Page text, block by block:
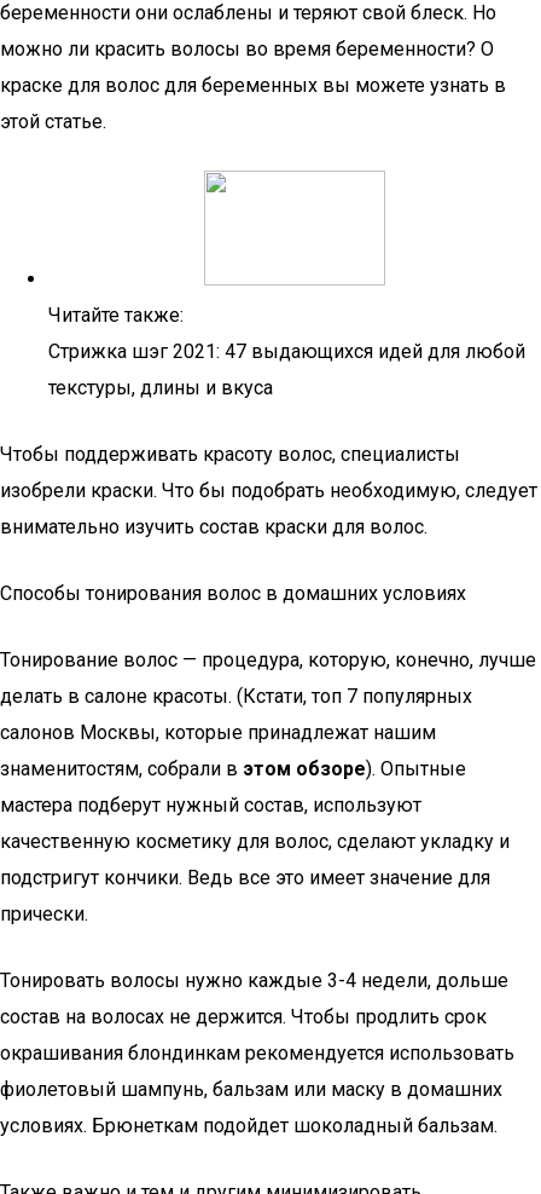
беременности они ослаблены и теряют свой блеск. Но
можно ли красить волосы во время беременности? О
краске для волос для беременных вы можете узнать в
этой статье.
Читайте также:
Стрижка шэг 2021: 47 выдающихся идей для любой
текстуры, длины и вкуса
Чтобы поддерживать красоту волос, специалисты
изобрели краски. Что бы подобрать необходимую, следует
внимательно изучить состав краски для волос.
Способы тонирования волос в домашних условиях
Тонирование волос — процедура, которую, конечно, лучше
делать в салоне красоты. (Кстати, топ 7 популярных
салонов Москвы, которые принадлежат нашим
знаменитостям, собрали в этом обзоре). Опытные
мастера подберут нужный состав, используют
качественную косметику для волос, сделают укладку и
подстригут кончики. Ведь все это имеет значение для
прически.
Тонировать волосы нужно каждые 3-4 недели, дольше
состав на волосах не держится. Чтобы продлить срок
окрашивания блондинкам рекомендуется использовать
фиолетовый шампунь, бальзам или маску в домашних
условиях. Брюнеткам подойдет шоколадный бальзам.